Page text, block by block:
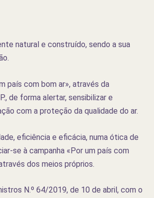
natural e construído, sendo a sua
país com bom ar», através da
de forma alertar, sensibilizar e
com a proteção da qualidade do ar.
eficiência e eficácia, numa ótica de
se à campanha «Por um país com
dos meios próprios.
N.º 64/2019, de 10 de abril, com o